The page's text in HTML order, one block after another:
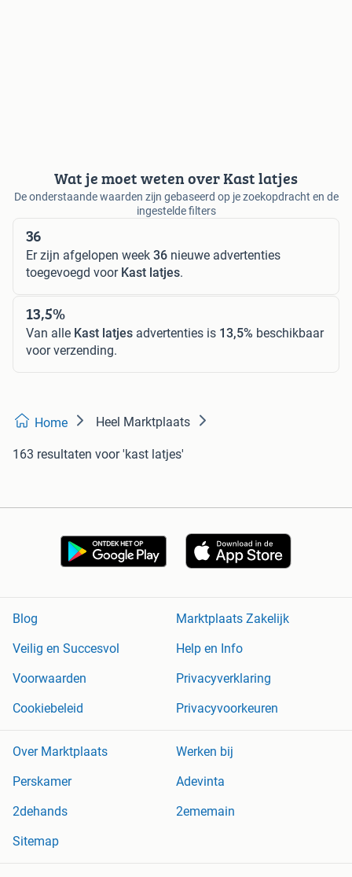
Wat je moet weten over Kast latjes
De onderstaande waarden zijn gebaseerd op je zoekopdracht en de
ingestelde filters
36
Er zijn afgelopen week 36 nieuwe advertenties
toegevoegd voor Kast latjes.
13,5%
Van alle Kast latjes advertenties is 13,5% beschikbaar
voor verzending.
Home Heel Marktplaats
163 resultaten voor 'kast latjes'
Blog
Marktplaats Zakelijk
Veilig en Succesvol
Help en Info
Voorwaarden
Privacyverklaring
Cookiebeleid
Privacyvoorkeuren
Over Marktplaats
Werken bij
Perskamer
Adevinta
2dehands
2ememain
Sitemap